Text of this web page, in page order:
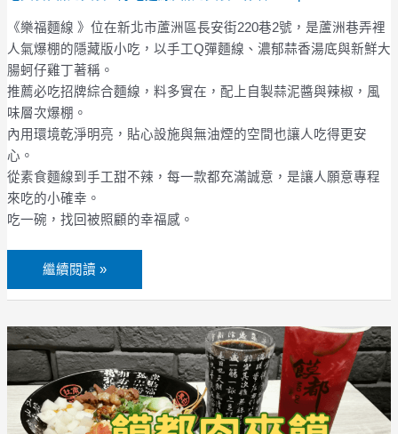
《樂福麵線 》位在新北市蘆洲區長安街220巷2號，是蘆洲巷弄裡
人氣爆棚的隱藏版小吃，以手工Q彈麵線、濃郁蒜香湯底與新鮮大
腸蚵仔雞丁著稱。
推薦必吃招牌綜合麵線，料多實在，配上自製蒜泥醬與辣椒，風
味層次爆棚。
內用環境乾淨明亮，貼心設施與無油煙的空間也讓人吃得更安
心。
從素食麵線到手工甜不辣，每一款都充滿誠意，是讓人願意專程
來吃的小確幸。
吃一碗，找回被照顧的幸福感。
蒜
泥！
蘆
洲
長
安
美
食
推
吃
就
癮
繼續閱讀 »
【饃
都
肉
夾
饃】